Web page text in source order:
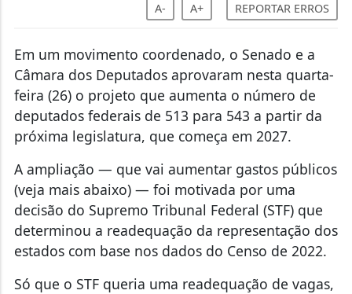
A- A+ REPORTAR ERROS
Em um movimento coordenado, o Senado e a
Câmara dos Deputados aprovaram nesta quarta-
feira (26) o projeto que aumenta o número de
deputados federais de 513 para 543 a partir da
próxima legislatura, que começa em 2027.
A ampliação — que vai aumentar gastos públicos
(veja mais abaixo) — foi motivada por uma
decisão do Supremo Tribunal Federal (STF) que
determinou a readequação da representação dos
estados com base nos dados do Censo de 2022.
Só que o STF queria uma readequação de vagas,